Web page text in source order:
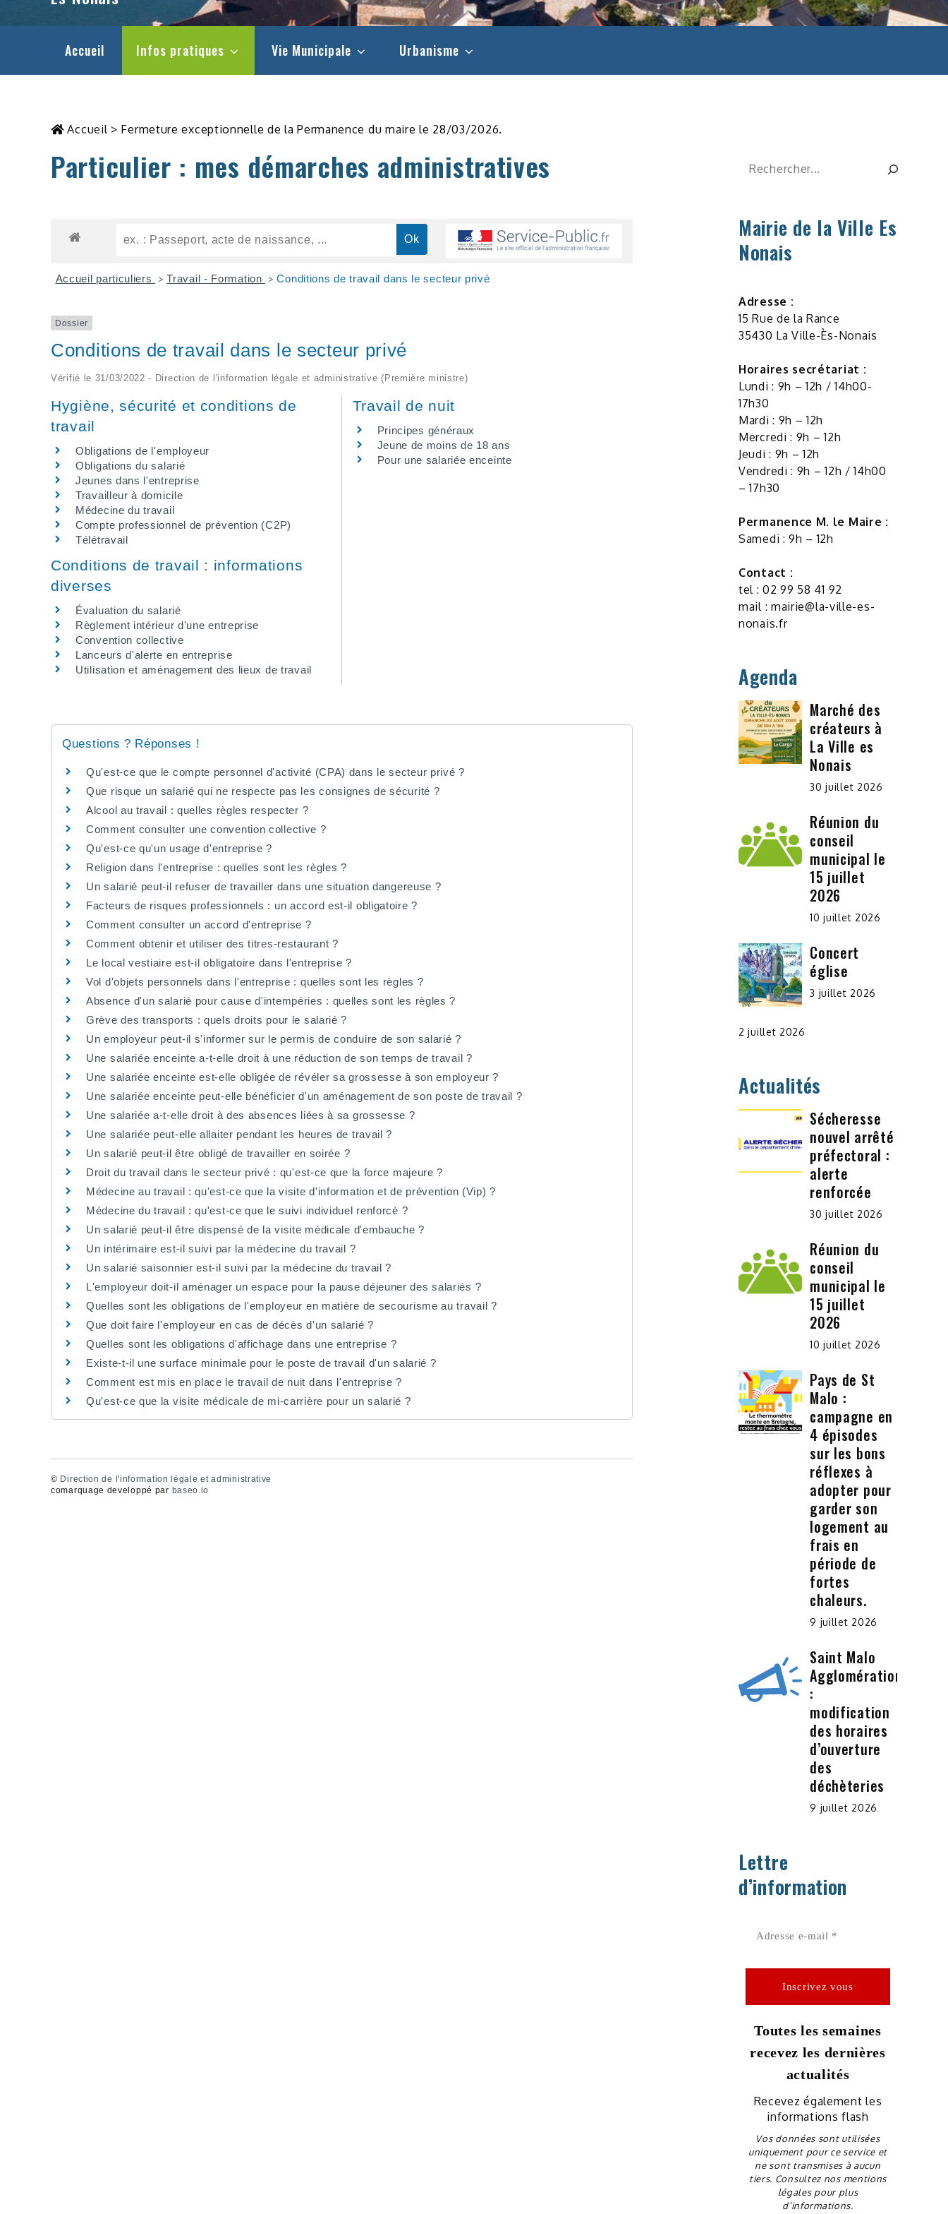
Accueil Infos pratiques Vie Municipale Urbanisme
Accueil> Fermeture exceptionnelle de la Permanence du maire le 28/03/2026.
Particulier : mes démarches administratives
Accueil particuliers > Travail - Formation > Conditions de travail dans le secteur privé
Dossier
Conditions de travail dans le secteur privé
Vérifié le 31/03/2022 - Direction de l'information légale et administrative (Première ministre)
Hygiène, sécurité et conditions de
travail
Obligations de l'employeur
Obligations du salarié
Jeunes dans l'entreprise
Travailleur à domicile
Médecine du travail
Compte professionnel de prévention (C2P)
Télétravail
Travail de nuit
Principes généraux
Jeune de moins de 18 ans
Pour une salariée enceinte
Conditions de travail : informations
diverses
Évaluation du salarié
Règlement intérieur d'une entreprise
Convention collective
Lanceurs d'alerte en entreprise
Utilisation et aménagement des lieux de travail
Questions ? Réponses !
Qu'est-ce que le compte personnel d'activité (CPA) dans le secteur privé ?
Que risque un salarié qui ne respecte pas les consignes de sécurité ?
Alcool au travail : quelles règles respecter ?
Comment consulter une convention collective ?
Qu'est-ce qu'un usage d'entreprise ?
Religion dans l'entreprise : quelles sont les règles ?
Un salarié peut-il refuser de travailler dans une situation dangereuse ?
Facteurs de risques professionnels : un accord est-il obligatoire ?
Comment consulter un accord d'entreprise ?
Comment obtenir et utiliser des titres-restaurant ?
Le local vestiaire est-il obligatoire dans l'entreprise ?
Vol d'objets personnels dans l'entreprise : quelles sont les règles ?
Absence d'un salarié pour cause d'intempéries : quelles sont les règles ?
Grève des transports : quels droits pour le salarié ?
Un employeur peut-il s'informer sur le permis de conduire de son salarié ?
Une salariée enceinte a-t-elle droit à une réduction de son temps de travail ?
Une salariée enceinte est-elle obligée de révéler sa grossesse à son employeur ?
Une salariée enceinte peut-elle bénéficier d'un aménagement de son poste de travail ?
Une salariée a-t-elle droit à des absences liées à sa grossesse ?
Une salariée peut-elle allaiter pendant les heures de travail ?
Un salarié peut-il être obligé de travailler en soirée ?
Droit du travail dans le secteur privé : qu'est-ce que la force majeure ?
Médecine au travail : qu'est-ce que la visite d'information et de prévention (Vip) ?
Médecine du travail : qu'est-ce que le suivi individuel renforcé ?
Un salarié peut-il être dispensé de la visite médicale d'embauche ?
Un intérimaire est-il suivi par la médecine du travail ?
Un salarié saisonnier est-il suivi par la médecine du travail ?
L'employeur doit-il aménager un espace pour la pause déjeuner des salariés ?
Quelles sont les obligations de l'employeur en matière de secourisme au travail ?
Que doit faire l'employeur en cas de décès d'un salarié ?
Quelles sont les obligations d'affichage dans une entreprise ?
Existe-t-il une surface minimale pour le poste de travail d'un salarié ?
Comment est mis en place le travail de nuit dans l'entreprise ?
Qu'est-ce que la visite médicale de mi-carrière pour un salarié ?
© Direction de l'information légale et administrative
comarquage developpé par baseo.io
Rechercher
Mairie de la Ville Es
Nonais
Adresse :
15 Rue de la Rance
35430 La Ville-Ès-Nonais
Horaires secrétariat :
Lundi : 9h – 12h / 14h00-
17h30
Mardi : 9h – 12h
Mercredi : 9h – 12h
Jeudi : 9h – 12h
Vendredi : 9h – 12h / 14h00
– 17h30
Permanence M. le Maire :
Samedi : 9h – 12h
Contact :
tel : 02 99 58 41 92
mail : mairie@la-ville-es-
nonais.fr
Agenda
Marché des
créateurs à
La Ville es
Nonais
30 juillet 2026
Réunion du
conseil
municipal le
15 juillet
2026
10 juillet 2026
Concert
église
3 juillet 2026
2 juillet 2026
Actualités
Sécheresse
nouvel arrêté
préfectoral :
alerte
renforcée
30 juillet 2026
Réunion du
conseil
municipal le
15 juillet
2026
10 juillet 2026
Pays de St
Malo :
campagne en
4 épisodes
sur les bons
réflexes à
adopter pour
garder son
logement au
frais en
période de
fortes
chaleurs.
9 juillet 2026
Saint Malo
Agglomération
:
modification
des horaires
d’ouverture
des
déchèteries
9 juillet 2026
Lettre
d’information
Toutes les semaines
recevez les dernières
actualités
Recevez également les
informations flash
Vos données sont utilisées
uniquement pour ce service et
ne sont transmises à aucun
tiers. Consultez nos mentions
légales pour plus
d’informations.